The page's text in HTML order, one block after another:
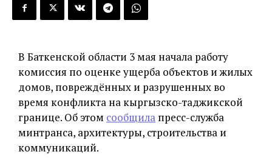
В Баткенской области 3 мая начала работу
комиссия по оценке ущерба объектов и жилых
домов, повреждённых и разрушенных во
время конфликта на кыргызско-таджикской
границе. Об этом сообщила пресс-служба
минтранса, архитектуры, строительства и
коммуникаций.